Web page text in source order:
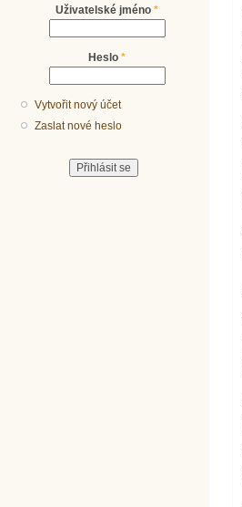
Uživatelské jméno *
Heslo *
Vytvořit nový účet
Zaslat nové heslo